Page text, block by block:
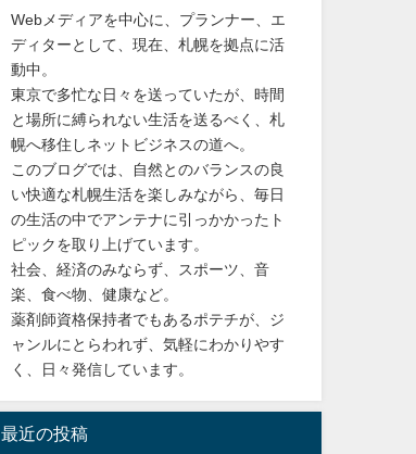
Webメディアを中心に、プランナー、エ
ディターとして、現在、札幌を拠点に活
動中。
東京で多忙な日々を送っていたが、時間
と場所に縛られない生活を送るべく、札
幌へ移住しネットビジネスの道へ。
このブログでは、自然とのバランスの良
い快適な札幌生活を楽しみながら、毎日
の生活の中でアンテナに引っかかったト
ピックを取り上げています。
社会、経済のみならず、スポーツ、音
楽、食べ物、健康など。
薬剤師資格保持者でもあるポテチが、ジ
ャンルにとらわれず、気軽にわかりやす
く、日々発信しています。
最近の投稿